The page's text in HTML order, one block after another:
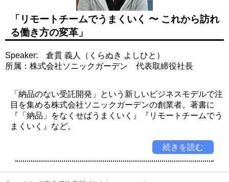
「リモートチームでうまくいく 〜 これから訪れ
る働き方の変革」
Speaker: 倉貫 義人（くらぬき よしひと）
所属：株式会社ソニックガーデン 代表取締役社長
「納品のない受託開発」という新しいビジネスモデルで注
目を集める株式会社ソニックガーデンの創業者。著書に
『「納品」をなくせばうまくいく』『リモートチームでう
まくいく』など。
続きを読む